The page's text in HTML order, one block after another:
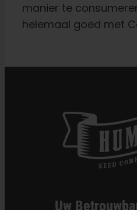
manier te
helemaal goed met
Uw